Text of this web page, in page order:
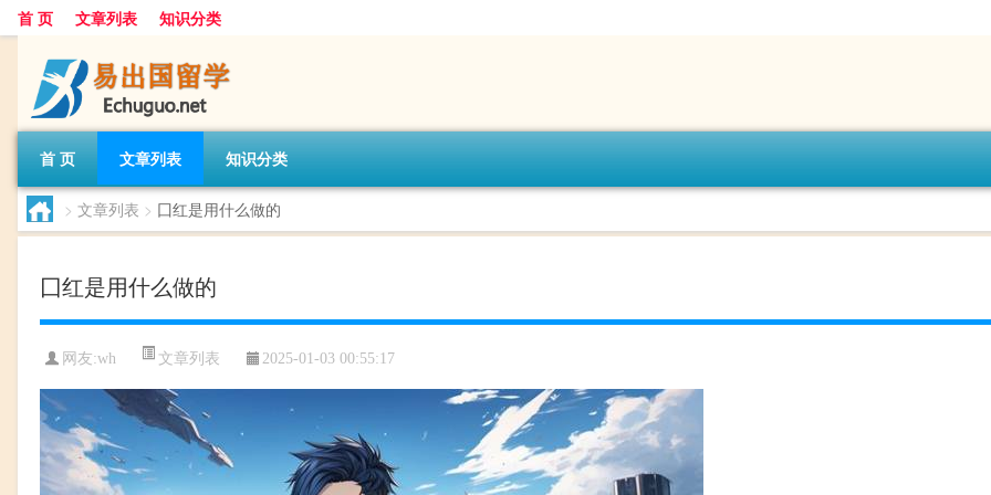
首 页 文章列表 知识分类
首 页 文章列表 知识分类
> 文章列表 > 囗红是用什么做的
囗红是用什么做的
网友:wh 文章列表 2025-01-03 00:55:17